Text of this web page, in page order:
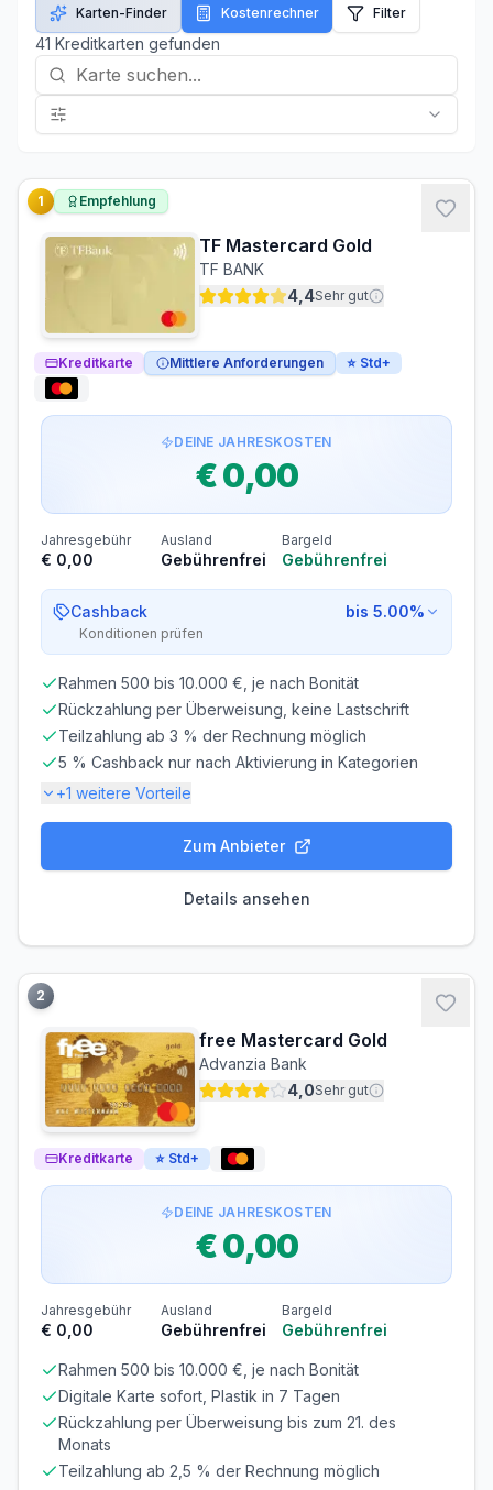
Karten-Finder Kostenrechner Filter
41 Kreditkarten gefunden
TF Mastercard Gold
TF BANK
4,4Sehr gut
Kreditkarte Mittlere Anforderungen ⭐ Std+
1 Empfehlung
DEINE JAHRESKOSTEN
€ 0,00
Jahresgebühr
€ 0,00
Ausland
Gebührenfrei
Bargeld
Gebührenfrei
Cashback
Konditionen prüfen
bis 5.00%
Rahmen 500 bis 10.000 €, je nach Bonität
Rückzahlung per Überweisung, keine Lastschrift
Teilzahlung ab 3 % der Rechnung möglich
5 % Cashback nur nach Aktivierung in Kategorien
+1 weitere Vorteile
Zinsen & Kredit
ZINSFREIE ZEIT
51 Tage
MINDESTTILGUNG
3%
Bargeldabhebungen: Zinsen ab Tag 1
Bargeldabhebungen fallen sofort
Voraussetzungen
MINDESTEINKOMMEN
ab € 0,00/Monat
BONITÄTSPRÜFUNG
Erforderlich
GIROKONTO
Nicht erforderlich
Abrechnung & Zahlung
Manuelle Überweisung
Sie müssen den Rechnungsbetrag selbst überweisen.
Zum Anbieter
Details ansehen
free Mastercard Gold
Advanzia Bank
4,0Sehr gut
Kreditkarte ⭐ Std+
2
DEINE JAHRESKOSTEN
€ 0,00
Jahresgebühr
€ 0,00
Ausland
Gebührenfrei
Bargeld
Gebührenfrei
Rahmen 500 bis 10.000 €, je nach Bonität
Digitale Karte sofort, Plastik in 7 Tagen
Rückzahlung per Überweisung bis zum 21. des
Monats
Teilzahlung ab 2,5 % der Rechnung möglich